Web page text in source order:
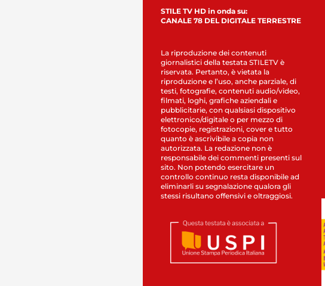
STILE TV HD in onda su:
CANALE 78 DEL DIGITALE TERRESTRE
La riproduzione dei contenuti
giornalistici della testata STILETV è
riservata. Pertanto, è vietata la
riproduzione e l’uso, anche parziale, di
testi, fotografie, contenuti audio/video,
filmati, loghi, grafiche aziendali e
pubblicitarie, con qualsiasi dispositivo
elettronico/digitale o per mezzo di
fotocopie, registrazioni, cover e tutto
quanto è ascrivibile a copia non
autorizzata. La redazione non è
responsabile dei commenti presenti sul
sito. Non potendo esercitare un
controllo continuo resta disponibile ad
eliminarli su segnalazione qualora gli
stessi risultano offensivi e oltraggiosi.